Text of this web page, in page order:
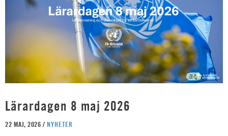
Lärardagen 8 maj 2026
22 MAJ, 2026 / NYHETER